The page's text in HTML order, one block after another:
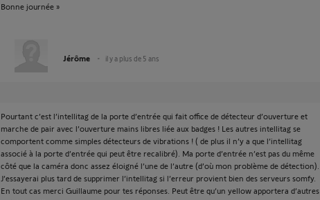
Bonne journée »
Jérôme il y a plus de 5 ans
Pourtant c’est l’intellitag de la porte d’entrée qui fait office de détecteur d’ouverture et
marche de pair avec l’ouverture mains libres liée aux badges ! Les autres intellitag se
comportent comme simples détecteurs de vibrations ! ( de plus il n’y a que l’intellitag
associé à la porte d’entrée qui peut être recalibré). Ma porte d’entrée n’est pas du même
côté que la caméra donc assez éloigné l’une de l’autre (d’où mon problème de détection).
J’essayerai plus tard de supprimer l’intellitag si l’erreur provient bien des serveurs somfy.
En tout cas merci Guillaume pour tes réponses. Peut être qu’un yellow apportera d’autres